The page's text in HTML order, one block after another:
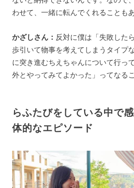
わせて、一緒に転んでくれることもあ
かざしさん： 反対に僕は「失敗した
歩引いて物事を考えてしまうタイプ
に突き進むちえちゃんについて行っ
外とやってみてよかった」ってなる
らふたびをしている中で
体的なエピソード